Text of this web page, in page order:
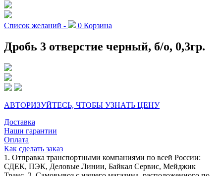
Список желаний - 0 Корзина
Дробь 3 отверстие черный, б/о, 0,3гр.
АВТОРИЗУЙТЕСЬ, ЧТОБЫ УЗНАТЬ ЦЕНУ
Доставка
Наши гарантии
Оплата
Как сделать заказ
1. Отправка транспортными компаниями по всей России:
СДЕК, ПЭК, Деловые Линии, Байкал Сервис, Мейджик